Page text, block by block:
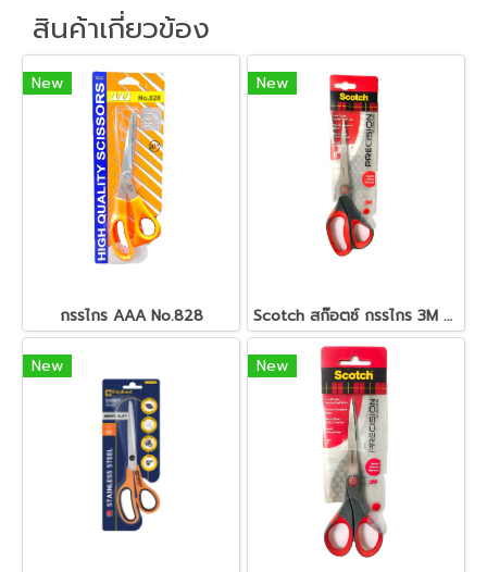
สินค้าเกี่ยวข้อง
New
กรรไกร AAA No.828
New
Scotch สก๊อตซ์ กรรไกร 3M cat.1448 8 นิ้ว
New New